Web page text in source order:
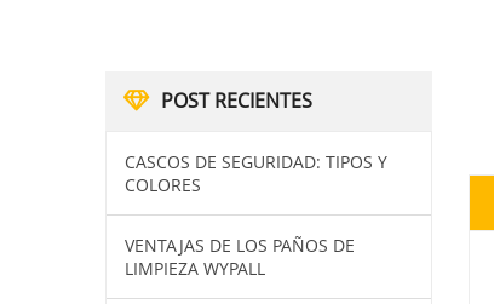
POST RECIENTES
CASCOS DE SEGURIDAD: TIPOS Y
COLORES
VENTAJAS DE LOS PAÑOS DE
LIMPIEZA WYPALL